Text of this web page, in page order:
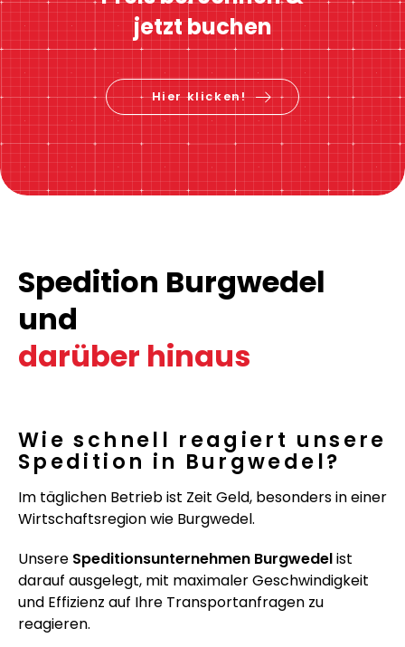
jetzt buchen
Hier klicken!
Spedition Burgwedel
und
darüber hinaus
Wie schnell reagiert unsere
Spedition in Burgwedel?
Im täglichen Betrieb ist Zeit Geld, besonders in einer
Wirtschaftsregion wie Burgwedel.
Unsere Speditionsunternehmen Burgwedelist
darauf ausgelegt, mit maximaler Geschwindigkeit
und Effizienz auf Ihre Transportanfragen zu
reagieren.